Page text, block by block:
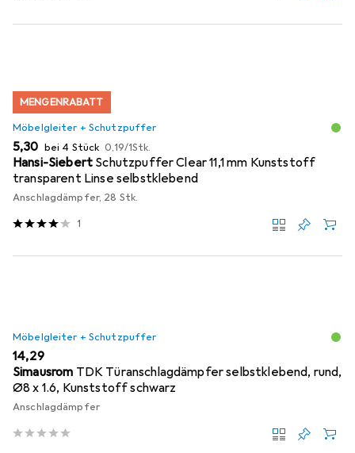
MENGENRABATT
Möbelgleiter + Schutzpuffer
EUR
5,30 bei 4 Stück EUR
0,19/1Stk.
Hansi-Siebert Schutzpuffer Clear 11,1 mm Kunststoff
transparent Linse selbstklebend
Anschlagdämpfer, 28 Stk.
1
Möbelgleiter + Schutzpuffer
EUR
14,29
Simausrom TDK Türanschlagdämpfer selbstklebend, rund,
Ø8 x 1.6, Kunststoff schwarz
Anschlagdämpfer